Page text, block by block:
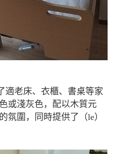
適老床、衣櫃、書桌等家
或淺灰色，配以木質元
氛圍，同時提供了（le）